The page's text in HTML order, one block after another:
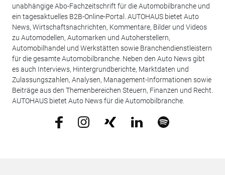
unabhängige Abo-Fachzeitschrift für die Automobilbranche und
ein tagesaktuelles B2B-Online-Portal. AUTOHAUS bietet Auto
News, Wirtschaftsnachrichten, Kommentare, Bilder und Videos
zu Automodellen, Automarken und Autoherstellern,
Automobilhandel und Werkstätten sowie Branchendienstleistern
für die gesamte Automobilbranche. Neben den Auto News gibt
es auch Interviews, Hintergrundberichte, Marktdaten und
Zulassungszahlen, Analysen, Management-Informationen sowie
Beiträge aus den Themenbereichen Steuern, Finanzen und Recht.
AUTOHAUS bietet Auto News für die Automobilbranche.